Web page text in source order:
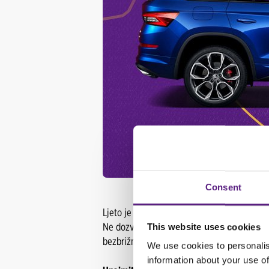
Consent
This website uses cookies
We use cookies to
information about your use
Ljeto je stiglo, počinje planiranje
Ne dozvolite da vam vaš neispravni
bezbrižno i udobno, uzmiterent a car i